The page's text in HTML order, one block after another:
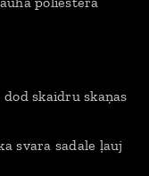
skaidru skaņas
svara sadale ļauj